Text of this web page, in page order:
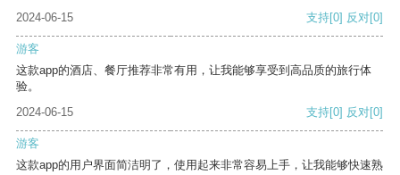
2024-06-15
支持[0] 反对[0]
游客
这款app的酒店、餐厅推荐非常有用，让我能够享受到高品质的旅行体
验。
2024-06-15
支持[0] 反对[0]
游客
这款app的用户界面简洁明了，使用起来非常容易上手，让我能够快速熟